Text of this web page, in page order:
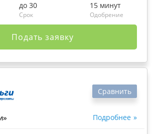
до 30
Срок
15 минут
Одобрение
Подать заявку
Подробнее
Сравнить